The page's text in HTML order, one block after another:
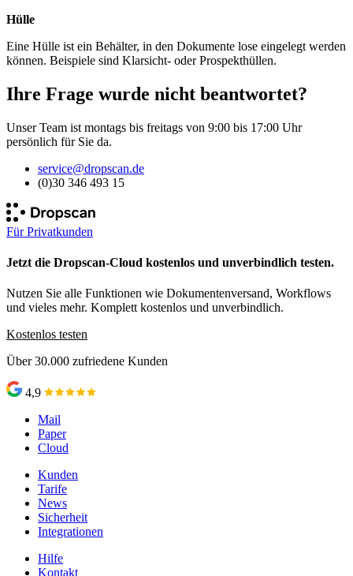
Hülle
Eine Hülle ist ein Behälter, in den Dokumente lose eingelegt werden
können. Beispiele sind Klarsicht- oder Prospekthüllen.
Ihre Frage wurde nicht beantwortet?
Unser Team ist montags bis freitags von 9:00 bis 17:00 Uhr
persönlich für Sie da.
service@dropscan.de
(0)30 346 493 15
Für Privatkunden
Jetzt die Dropscan-Cloud kostenlos und unverbindlich testen.
Nutzen Sie alle Funktionen wie Dokumentenversand, Workflows
und vieles mehr. Komplett kostenlos und unverbindlich.
Kostenlos testen
Über 30.000 zufriedene Kunden
4,9
Mail
Paper
Cloud
Kunden
Tarife
News
Sicherheit
Integrationen
Hilfe
Kontakt